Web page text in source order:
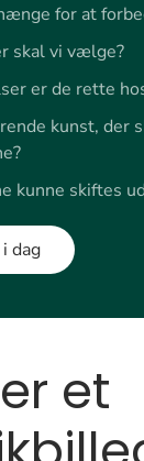
for at
skal vi vælge?
er de rette
kunst, der
kunne skiftes
dag
et